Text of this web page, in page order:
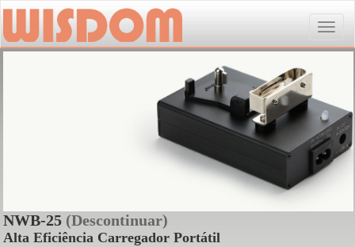
Toggle
NWB-25 (Descontinuar)
Alta Eficiência Carregador Portátil